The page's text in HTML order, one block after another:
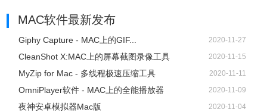
MAC软件最新发布
Giphy Capture - MAC上的GIF... 2020-11-27
CleanShot X:MAC上的屏幕截图录像工具 2020-11-15
MyZip for Mac - 多线程极速压缩工具 2020-11-11
OmniPlayer软件 - MAC上的全能播放器 2020-11-09
夜神安卓模拟器Mac版 2020-11-04